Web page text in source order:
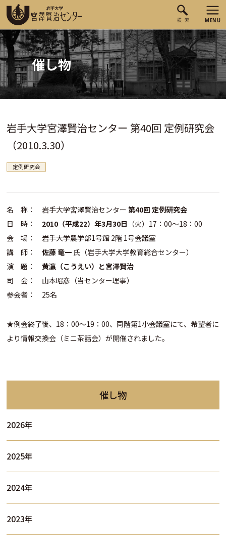
催し物
岩手大学宮澤賢治センター 第40回 定例研究会
（2010.3.30）
定例研究会
名 称： 岩手大学宮澤賢治センター第40回 定例研究会
日 時： 2010（平成22）年3月30日 （火）17：00～18：00
会 場： 岩手大学農学部1号館 2階 1号会議室
講 師：佐藤 竜一 氏（岩手大学大学教育総合センター）
演 題：黄瀛（こうえい）と宮澤賢治
司 会： 山本昭彦（当センター理事）
参会者： 25名
★例会終了後、18：00～19：00、同階第1小会議室にて、希望者に
より情報交換会（ミニ茶話会）が開催されました。
催し物
2026年
2025年
2024年
2023年